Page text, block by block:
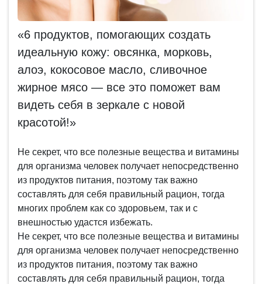
«6 продуктов, помогающих создать
идеальную кожу: овсянка, морковь,
алоэ, кокосовое масло, сливочное
жирное мясо — все это поможет вам
видеть себя в зеркале с новой
красотой!»
Не секрет, что все полезные вещества и витамины
для организма человек получает непосредственно
из продуктов питания, поэтому так важно
составлять для себя правильный рацион, тогда
многих проблем как со здоровьем, так и с
внешностью удастся избежать.
Не секрет, что все полезные вещества и витамины
для организма человек получает непосредственно
из продуктов питания, поэтому так важно
составлять для себя правильный рацион, тогда